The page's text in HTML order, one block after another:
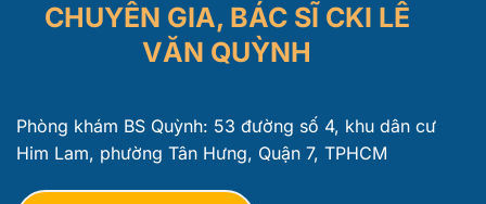
CHUYÊN GIA, BÁC SĨ CKI LÊ
VĂN QUỲNH
Phòng khám BS Quỳnh: 53 đường số 4, khu dân cư
Him Lam, phường Tân Hưng, Quận 7, TPHCM